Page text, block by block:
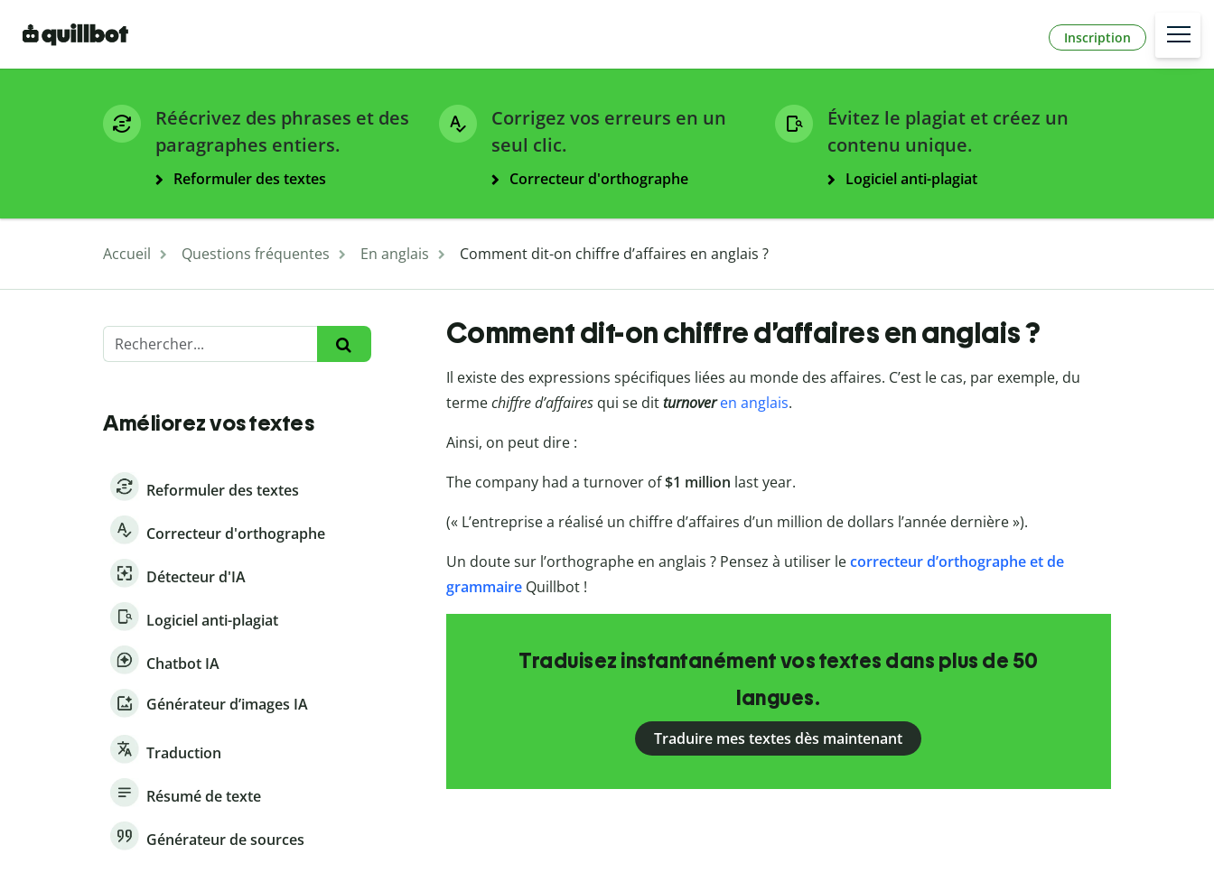
Inscription
Réécrivez des phrases et des
paragraphes entiers.
Reformuler des textes
Corrigez vos erreurs en un
seul clic.
Correcteur d'orthographe
Évitez le plagiat et créez un
contenu unique.
Logiciel anti-plagiat
Accueil Questions fréquentes En anglais Comment dit-on chiffre d’affaires en anglais ?
Améliorez vos textes
Reformuler des textes
Correcteur d'orthographe
Détecteur d'IA
Logiciel anti-plagiat
Chatbot IA
Générateur d’images IA
Traduction
Résumé de texte
Générateur de sources
Comment dit-on chiffre d’affaires en anglais ?
Il existe des expressions spécifiques liées au monde des affaires. C’est le cas, par exemple, du
termechiffre d’affairesqui se ditturnoveren anglais.
Ainsi, on peut dire :
The company had a turnover of$1 million last year.
(« L’entreprise a réalisé un chiffre d’affaires d’un million de dollars l’année dernière »).
Un doute sur l’orthographe en anglais ? Pensez à utiliser lecorrecteur d’orthographe et de
grammaire Quillbot !
Traduisez instantanément vos textes dans plus de 50
langues.
Traduire mes textes dès maintenant